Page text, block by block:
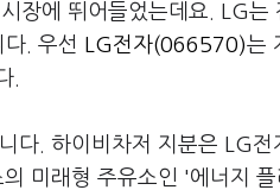
장에 뛰어들었는데요. LG는
. 우선
LG전자(066570)는
.
다. 하이비차저 지분은 LG
의 미래형 주유소인 '에너지